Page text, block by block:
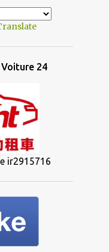
24
ir2915716